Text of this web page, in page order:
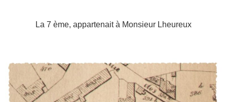
La 7 ème, appartenait à Monsieur Lheureux